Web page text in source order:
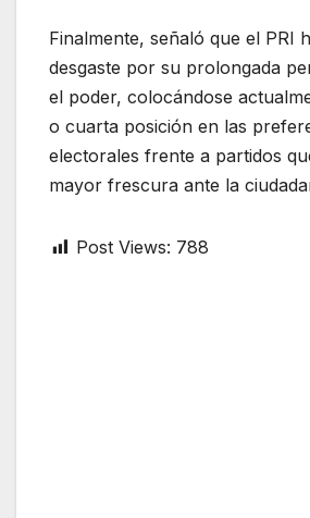
Finalmente, señaló que el PRI
desgaste por su prolongada
el poder, colocándose
o cuarta posición en las
electorales frente a partidos
mayor frescura ante la
Post Views: 788